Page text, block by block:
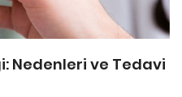
Nedenleri ve Tedavi